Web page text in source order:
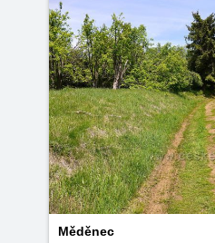
Měděnec